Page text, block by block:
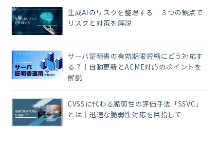
生成AIのリスクを整理する｜３つの観点で
リスクと対策を解説
サーバ証明書の有効期限短縮にどう対応す
る？｜自動更新とACME対応のポイントを
解説
CVSSに代わる脆弱性の評価手法「SSVC」
とは｜迅速な脆弱性対応を目指して